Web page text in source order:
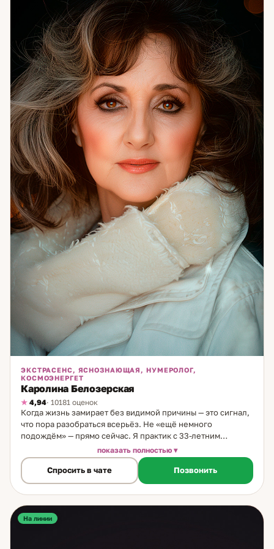
пути — что на каждом из них». Из практики: клиентка
хотела открыть ателье. Карты предупредили — впереди
непредвиденные обстоятельства, лучше подождать. Она
послушалась. Потом пришёл ковид. Деньги остались
целы. Я помогаю подготовиться к переменам и
использовать их. Если вам нужен не просто прогноз, а
понимание, что делать, — приходите.
ЭКСТРАСЕНС, ЯСНОЗНАЮЩАЯ, НУМЕРОЛОГ,
КОСМОЭНЕРГЕТ
Каролина Белозерская
4,94· 10181 оценок
Когда жизнь замирает без видимой причины — это сигнал,
что пора разобраться всерьёз. Не «ещё немного
подождём» — прямо сейчас. Я практик с 33-летним
стажем. Специализируюсь на считывании состояний,
нумерологии, ясновидении и биоэнергетике. Работаю в
комплексном формате — объединяю несколько методов
для точного ответа. Что делаю на консультации: через
глубокий расклад из 6 позиций определяю миссию
человека в этой жизни и способы её реализации.
Считываю мысли и истинные намерения партнёра — не то,
показать полностью
Спросить в чате Позвонить
На линии